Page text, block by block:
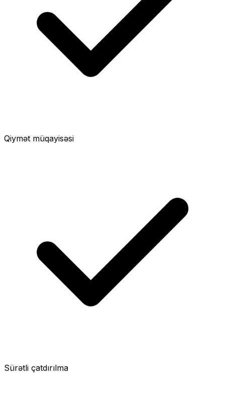
Qiymət müqayisəsi
Sürətli çatdırılma